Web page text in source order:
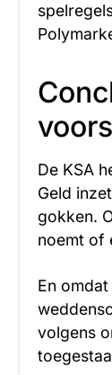
De KSA
Geld
gokken.
noemt of
En
volgens